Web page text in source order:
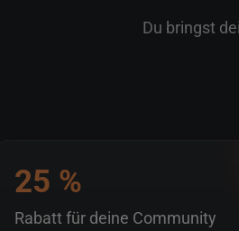
Community Stuff – Partner-Du bringst
25 %
Rabatt für deine Community